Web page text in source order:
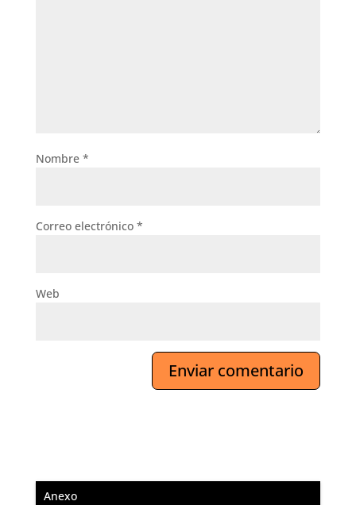
Nombre *
Correo electrónico *
Web
Anexo
–